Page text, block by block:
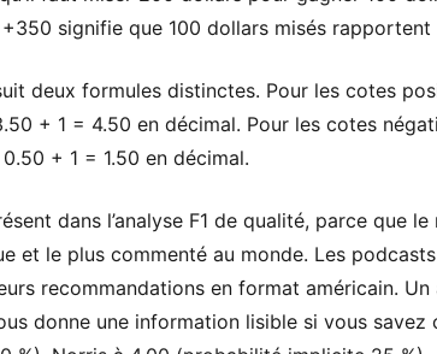
signifie que 100 dollars misés
deux formules distinctes. Pour les cotes
+ 1 = 4.50 en décimal. Pour les cotes
+ 1 = 1.50 en décimal.
dans l’analyse F1 de qualité, parce que
et le plus commenté au monde. Les
recommandations en format américain.
donne une information lisible si vous savez